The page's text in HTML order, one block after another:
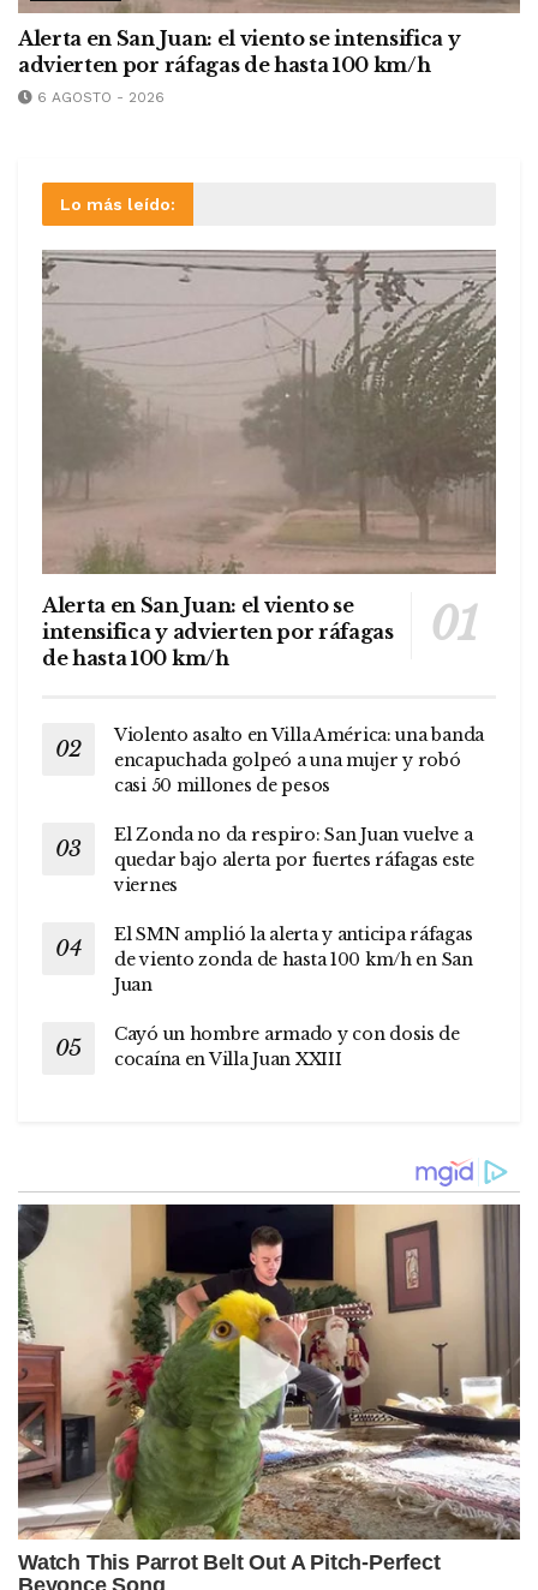
Alerta en San Juan: el viento se intensifica y
advierten por ráfagas de hasta 100 km/h
6 AGOSTO - 2026
Lo más leído:
Alerta en San Juan: el viento se
intensifica y advierten por ráfagas
de hasta 100 km/h
Violento asalto en Villa América: una banda
encapuchada golpeó a una mujer y robó
casi 50 millones de pesos
El Zonda no da respiro: San Juan vuelve a
quedar bajo alerta por fuertes ráfagas este
viernes
El SMN amplió la alerta y anticipa ráfagas
de viento zonda de hasta 100 km/h en San
Juan
Cayó un hombre armado y con dosis de
cocaína en Villa Juan XXIII